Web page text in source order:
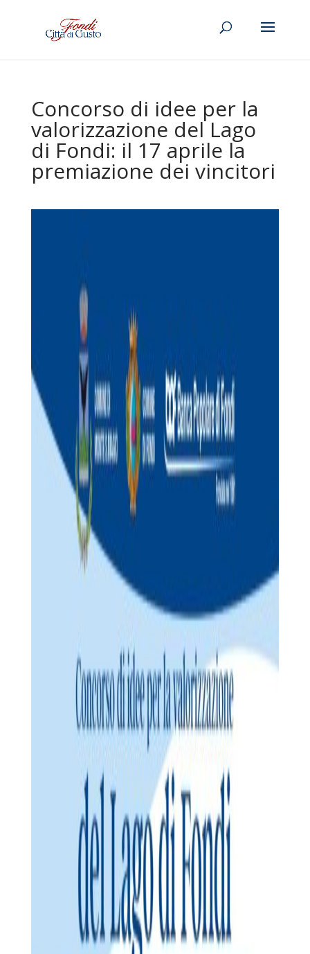
Concorso di idee per la
valorizzazione del Lago
di Fondi: il 17 aprile la
premiazione dei vincitori